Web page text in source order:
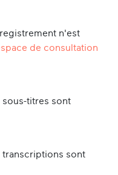
n'est
de consultation
titres sont
transcriptions sont